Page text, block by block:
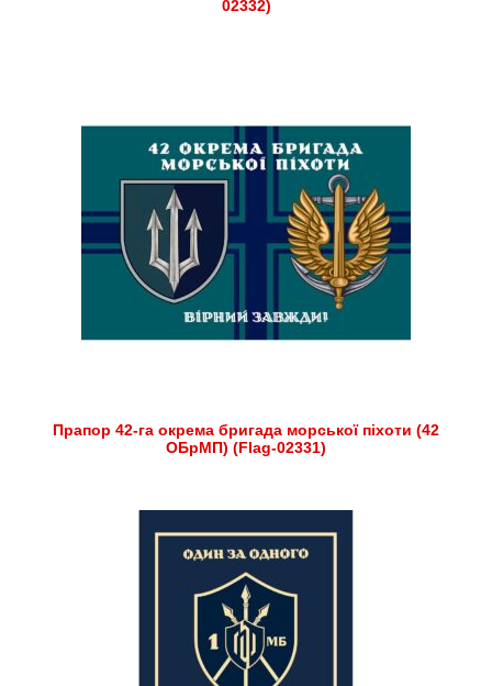
02332)
Прапор 42-га окрема бригада морської піхоти (42
ОБрМП) (Flag-02331)